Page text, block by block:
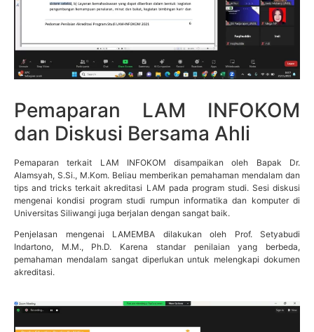
Pemaparan LAM INFOKOM
dan Diskusi Bersama Ahli
Pemaparan terkait LAM INFOKOM disampaikan oleh Bapak Dr.
Alamsyah, S.Si., M.Kom. Beliau memberikan pemahaman mendalam dan
tips and tricks terkait akreditasi LAM pada program studi. Sesi diskusi
mengenai kondisi program studi rumpun informatika dan komputer di
Universitas Siliwangi juga berjalan dengan sangat baik.
Penjelasan mengenai LAMEMBA dilakukan oleh Prof. Setyabudi
Indartono, M.M., Ph.D. Karena standar penilaian yang berbeda,
pemahaman mendalam sangat diperlukan untuk melengkapi dokumen
akreditasi.